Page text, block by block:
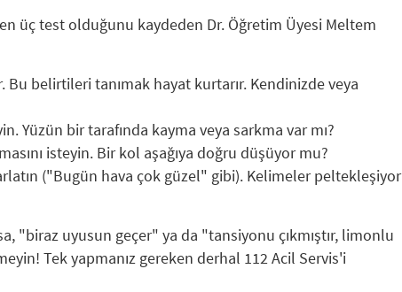
üç test olduğunu kaydeden Dr. Öğretim Üyesi Meltem
belirtileri tanımak hayat kurtarır. Kendinizde veya
Yüzün bir tarafında kayma veya sarkma var mı?
isteyin. Bir kol aşağıya doğru düşüyor mu?
("Bugün hava çok güzel" gibi). Kelimeler peltekleşiyor
"biraz uyusun geçer" ya da "tansiyonu çıkmıştır, limonlu
Tek yapmanız gereken derhal 112 Acil Servis'i